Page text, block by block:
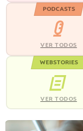
PODCASTS
VER TODOS
WEBSTORIES
VER TODOS